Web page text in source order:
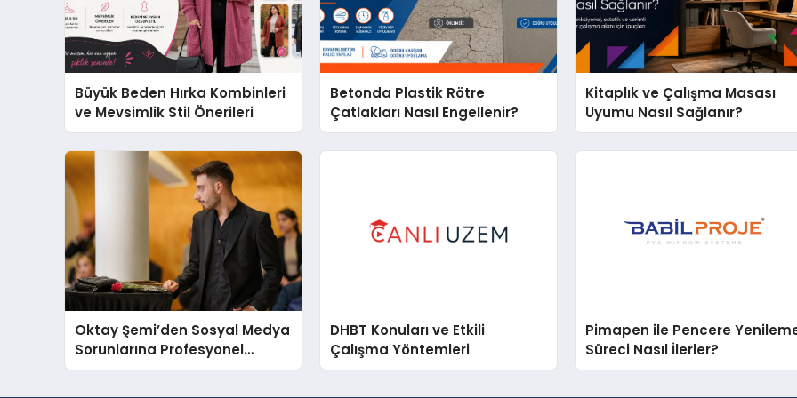
Büyük Beden Hırka Kombinleri
ve Mevsimlik Stil Önerileri
Betonda Plastik Rötre
Çatlakları Nasıl Engellenir?
Kitaplık ve Çalışma Masası
Uyumu Nasıl Sağlanır?
Oktay Şemi’den Sosyal Medya
Sorunlarına Profesyonel
Müdahale ve Hızlı Çözüm
DHBT Konuları ve Etkili
Çalışma Yöntemleri
Pimapen ile Pencere
Süreci Nasıl İlerler?